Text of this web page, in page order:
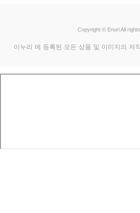
Copyright © Enuri All
이누리 에 등록된 모든 상품 및 이미지의 저